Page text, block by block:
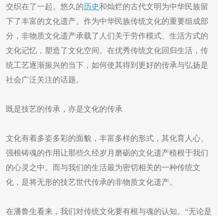
交织在了一起。悠久的历史和灿烂的古代文明为中华民族留
下了丰富的文化遗产。作为中华民族传统文化的重要组成部
分，非物质文化遗产承载了人们关于劳作模式、生活方式的
文化记忆，塑造了文化空间。在优秀传统文化回归生活，传
统工艺逐渐振兴的当下，如何使其得到更好的传承与弘扬是
社会广泛关注的话题。
既是技艺的传承，亦是文化的传承
文化有着多姿多彩的面貌，丰富多样的形式，其化育人心、
强根铸魂的作用让那些久经岁月磨砺的文化遗产植根于我们
的心灵之中。而与我们的生活最为密切相关的一种传统文
化，是将无形的技艺世代传承的非物质文化遗产。
在潘鲁生看来，我们对传统文化要有根与魂的认知。“无论是